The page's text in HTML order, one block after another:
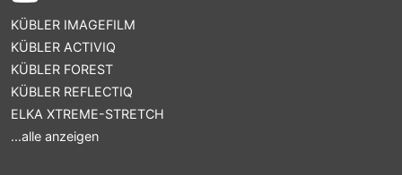
KÜBLER IMAGEFILM
KÜBLER ACTIVIQ
KÜBLER FOREST
KÜBLER REFLECTIQ
ELKA XTREME-STRETCH
...alle anzeigen